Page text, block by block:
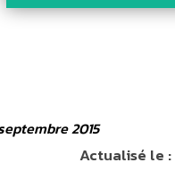
2015
Actualisé le :